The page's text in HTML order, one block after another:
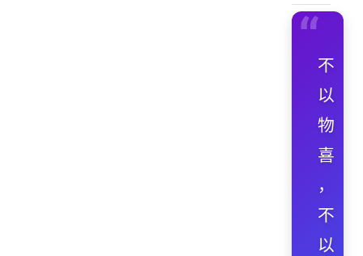
“不
以
物
喜
，
不
以